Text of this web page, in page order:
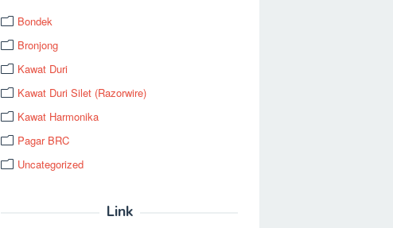
Bondek
Bronjong
Kawat Duri
Kawat Duri Silet (Razorwire)
Kawat Harmonika
Pagar BRC
Uncategorized
Link